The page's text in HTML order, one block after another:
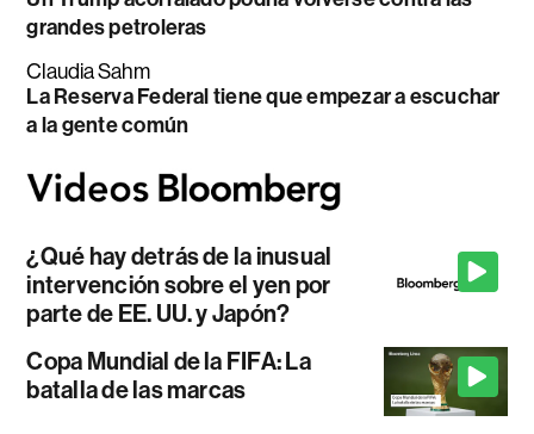
grandes petroleras
Claudia Sahm
La Reserva Federal tiene que empezar a escuchar
a la gente común
¿Qué hay detrás de la inusual
intervención sobre el yen por
parte de EE. UU. y Japón?
Copa Mundial de la FIFA: La
batalla de las marcas